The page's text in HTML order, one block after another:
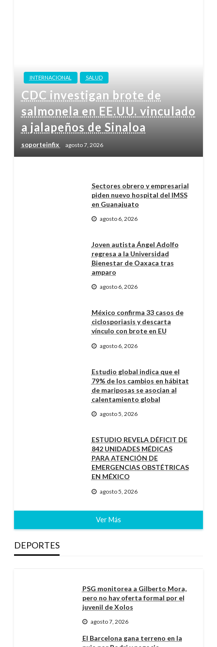
INTERNACIONAL SALUD
CDC investigan brote de
salmonela en EE.UU. vinculado
a jalapeños de Sinaloa
soporteinfix agosto 7, 2026
Sectores obrero y empresarial
piden nuevo hospital del IMSS
en Guanajuato
agosto 6, 2026
Joven autista Ángel Adolfo
regresa a la Universidad
Bienestar de Oaxaca tras
amparo
agosto 6, 2026
México confirma 33 casos de
ciclosporiasis y descarta
vínculo con brote en EU
agosto 6, 2026
Estudio global indica que el
79% de los cambios en hábitat
de mariposas se asocian al
calentamiento global
agosto 5, 2026
ESTUDIO REVELA DÉFICIT DE
842 UNIDADES MÉDICAS
PARA ATENCIÓN DE
EMERGENCIAS OBSTÉTRICAS
EN MÉXICO
agosto 5, 2026
Ver Más
DEPORTES
PSG monitorea a Gilberto Mora,
pero no hay oferta formal por el
juvenil de Xolos
agosto 7, 2026
El Barcelona gana terreno en la